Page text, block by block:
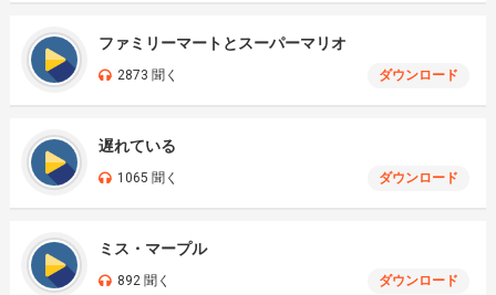
ファミリーマートとスーパーマリオ
2873 聞く ダウンロード
遅れている
1065 聞く ダウンロード
ミス・マープル
892 聞く ダウンロード